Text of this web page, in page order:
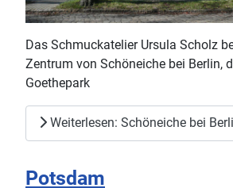
Das Schmuckatelier Ursula Scholz
Zentrum von Schöneiche bei Berlin,
Goethepark
Weiterlesen: Schöneiche bei
Potsdam